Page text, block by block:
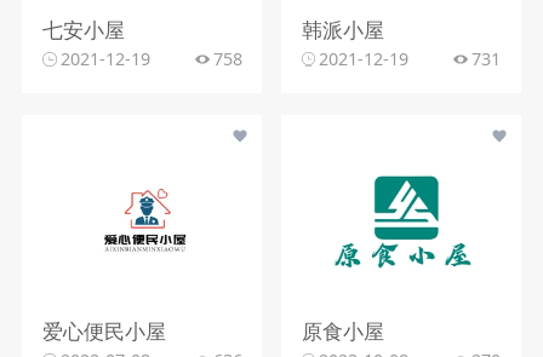
七安小屋
2021-12-19 758
韩派小屋
2021-12-19 731
爱心便民小屋 原食小屋